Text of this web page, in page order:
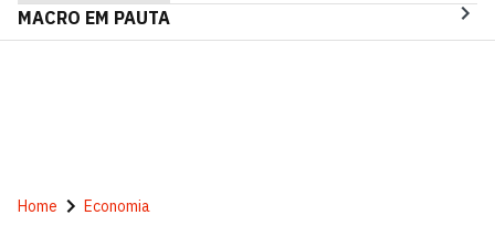
MACRO EM PAUTA
Home Economia